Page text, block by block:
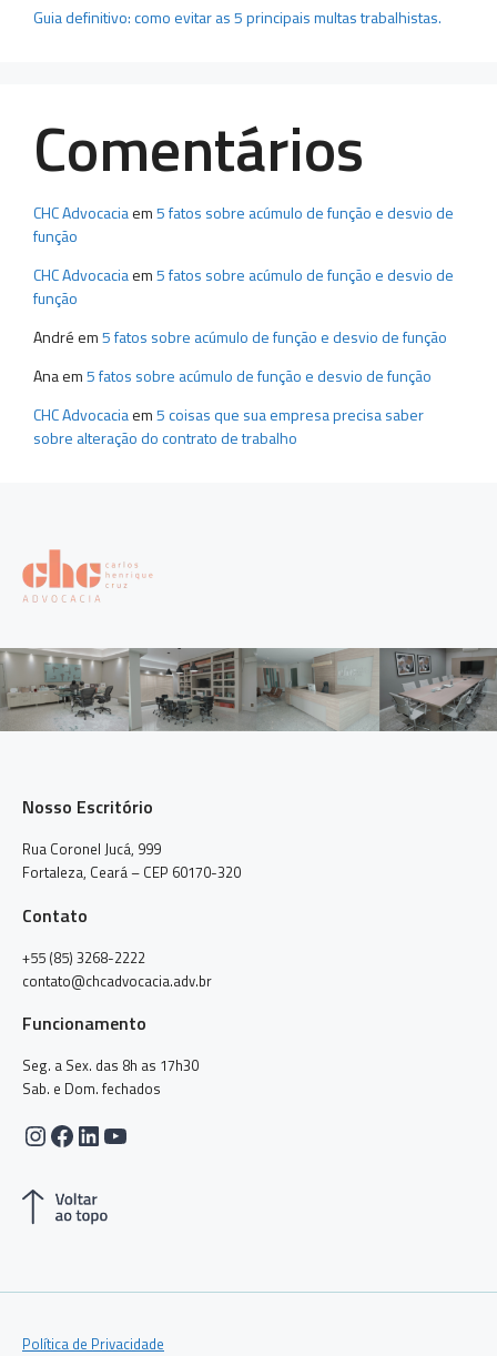
Guia definitivo: como evitar as 5 principais multas trabalhistas.
Comentários
CHC Advocaciaem5 fatos sobre acúmulo de função e desvio de
função
CHC Advocaciaem5 fatos sobre acúmulo de função e desvio de
função
André em5 fatos sobre acúmulo de função e desvio de função
Anaem5 fatos sobre acúmulo de função e desvio de função
CHC Advocaciaem5 coisas que sua empresa precisa saber
sobre alteração do contrato de trabalho
Nosso Escritório
Rua Coronel Jucá, 999
Fortaleza, Ceará – CEP 60170-320
Contato
+55 (85) 3268-2222
contato@chcadvocacia.adv.br
Funcionamento
Seg. a Sex. das 8h as 17h30
Sab. e Dom. fechados
Instagram
Facebook
LinkedIn
Youtube
Política de Privacidade